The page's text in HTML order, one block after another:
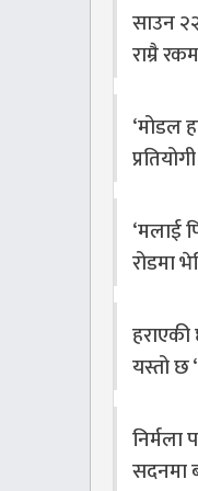
साउन
राम्रै
‘मोडल
‘मलाई
रोडमा
हराएकी
यस्तो छ
निर्मला
सदनमा